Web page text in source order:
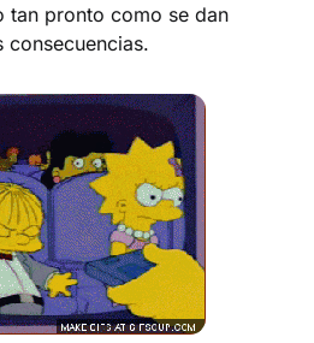
tan pronto como se dan
consecuencias.